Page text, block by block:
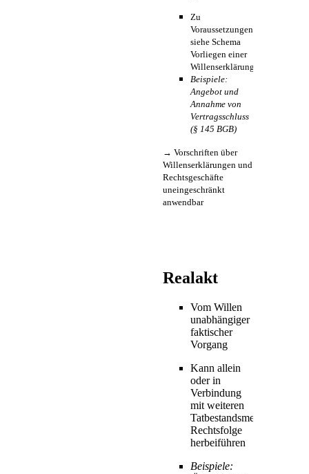
Zu
Voraussetzungen
siehe Schema
Vorliegen einer
Willenserklärung
Beispiele:
Angebot und
Annahme von
Vertragsschluss
(§ 145 BGB)
→ Vorschriften über
Willenserklärungen und
Rechtsgeschäfte
uneingeschränkt
anwendbar
Realakt
Vom Willen
unabhängiger
faktischer
Vorgang
Kann allein
oder in
Verbindung
mit weiteren
Tatbestandsmerkmalen
Rechtsfolge
herbeiführen
Beispiele: